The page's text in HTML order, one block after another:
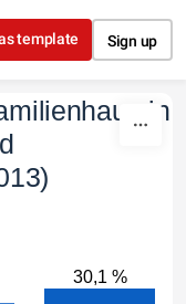
template Sign up
in
30,1 %